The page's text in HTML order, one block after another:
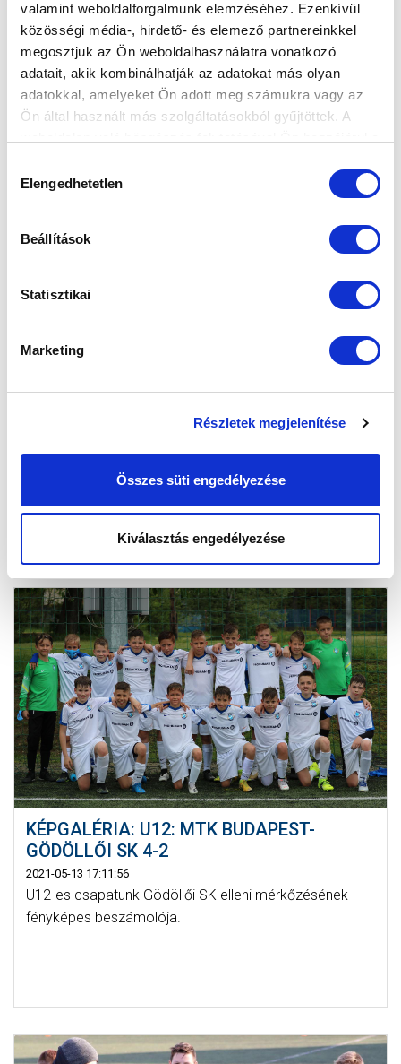
valamint weboldalforgalmunk elemzéséhez. Ezenkívül
közösségi média-, hirdető- és elemező partnereinkkel
megosztjuk az Ön weboldalhasználatra vonatkozó
adatait, akik kombinálhatják az adatokat más olyan
adatokkal, amelyeket Ön adott meg számukra vagy az
Ön által használt más szolgáltatásokból gyűjtöttek. A
kiválasztása
Elengedhetetlen
Beállítások
Statisztikai
Marketing
Részletek megjelenítése
Összes süti engedélyezése
Kiválasztás engedélyezése
2021-06-10 15:12:40
Sűrű májusi programon van túl együttesünk, melynek
végén sikerült elhódítani a bajnoki címet.
gárdánk a Gödöllői SK ellen.
KÉPGALÉRIA: U12: MTK BUDAPEST-
GÖDÖLLŐI SK 4-2
2021-05-13 17:11:56
U12-es csapatunk Gödöllői SK elleni mérkőzésének
fényképes beszámolója.